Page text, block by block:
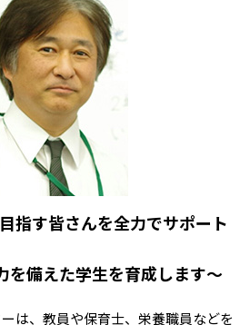
指す皆さんを全力でサポート
を備えた学生を育成します～
は、教員や保育士、栄養職員などを